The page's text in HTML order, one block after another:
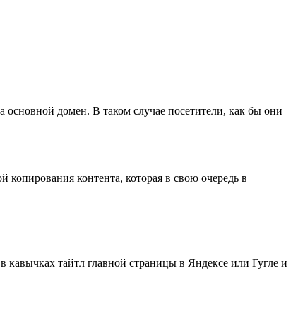
основной домен. В таком случае посетители, как бы они
контента, которая в свою очередь в
тайтл главной страницы в Яндексе или Гугле и